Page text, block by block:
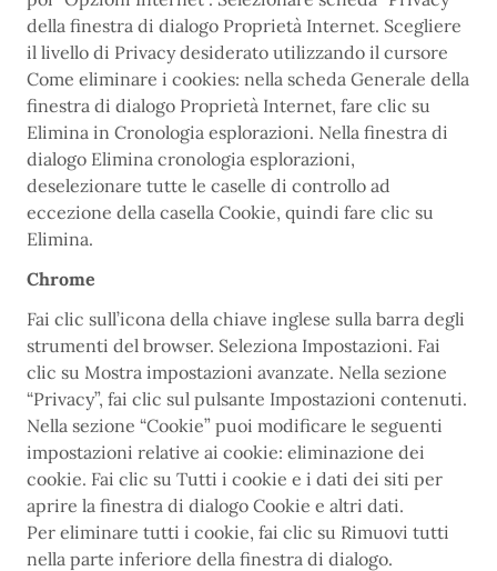
della finestra di dialogo Proprietà Internet. Scegliere
il livello di Privacy desiderato utilizzando il cursore
Come eliminare i cookies: nella scheda Generale della
finestra di dialogo Proprietà Internet, fare clic su
Elimina in Cronologia esplorazioni. Nella finestra di
dialogo Elimina cronologia esplorazioni,
deselezionare tutte le caselle di controllo ad
eccezione della casella Cookie, quindi fare clic su
Elimina.
Chrome
Fai clic sull’icona della chiave inglese sulla barra degli
strumenti del browser. Seleziona Impostazioni. Fai
clic su Mostra impostazioni avanzate. Nella sezione
“Privacy”, fai clic sul pulsante Impostazioni contenuti.
Nella sezione “Cookie” puoi modificare le seguenti
impostazioni relative ai cookie: eliminazione dei
cookie. Fai clic su Tutti i cookie e i dati dei siti per
aprire la finestra di dialogo Cookie e altri dati.
Per eliminare tutti i cookie, fai clic su Rimuovi tutti
nella parte inferiore della finestra di dialogo.